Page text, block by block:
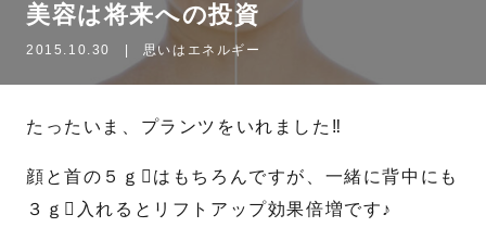
美容は将来への投資
2015.10.30 思いはエネルギー
たったいま、プランツをいれました‼︎
顔と首の５ｇはもちろんですが、一緒に背中にも
３ｇ入れるとリフトアップ効果倍増です♪
名前
名 姓
メール*